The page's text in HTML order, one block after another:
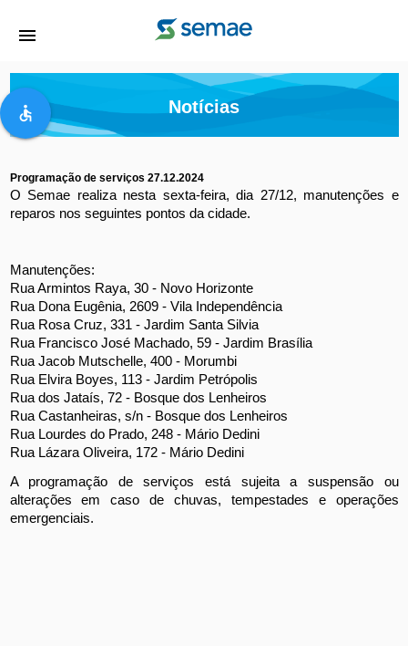
menu
accessible Notícias
Programação de serviços 27.12.2024
O Semae realiza nesta sexta-feira, dia 27/12, manutenções e
reparos nos seguintes pontos da cidade.
Manutenções:
Rua Armintos Raya, 30 - Novo Horizonte
Rua Dona Eugênia, 2609 - Vila Independência
Rua Rosa Cruz, 331 - Jardim Santa Silvia
Rua Francisco José Machado, 59 - Jardim Brasília
Rua Jacob Mutschelle, 400 - Morumbi
Rua Elvira Boyes, 113 - Jardim Petrópolis
Rua dos Jataís, 72 - Bosque dos Lenheiros
Rua Castanheiras, s/n - Bosque dos Lenheiros
Rua Lourdes do Prado, 248 - Mário Dedini
Rua Lázara Oliveira, 172 - Mário Dedini
A programação de serviços está sujeita a suspensão ou
alterações em caso de chuvas, tempestades e operações
emergenciais.